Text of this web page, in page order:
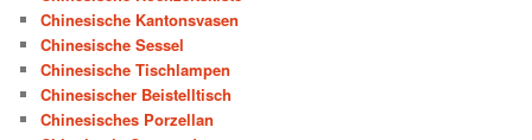
Chinesische Kantonsvasen
Chinesische Sessel
Chinesische Tischlampen
Chinesischer Beistelltisch
Chinesisches Porzellan